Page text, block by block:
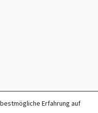
Erfahrung auf